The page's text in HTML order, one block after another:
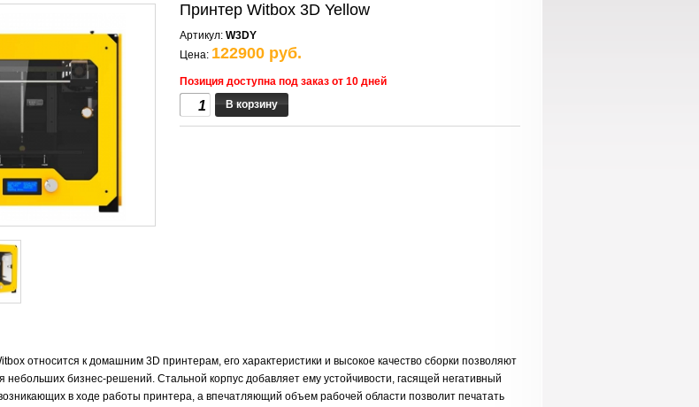
Принтер Witbox 3D Yellow
Артикул: W3DY
Цена: 122900 руб.
Позиция доступна под заказ от 10 дней
В корзину
относится к домашним 3D принтерам, его характеристики и высокое качество сборки позволяют
небольших бизнес-решений. Стальной корпус добавляет ему устойчивости, гасящей негативный
в ходе работы принтера, а впечатляющий объем рабочей области позволит печатать